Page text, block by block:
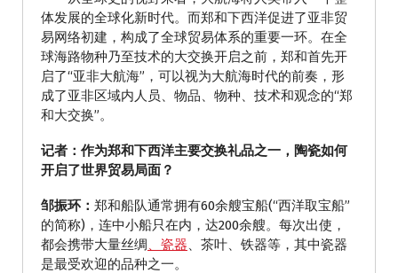
体发展的全球化新时代。而郑和下西洋促进了亚非贸
易网络初建，构成了全球贸易体系的重要一环。在全
球海路物种乃至技术的大交换开启之前，郑和首先开
启了“亚非大航海”，可以视为大航海时代的前奏，形
成了亚非区域内人员、物品、物种、技术和观念的“郑
和大交换”。
记者：作为郑和下西洋主要交换礼品之一，陶瓷如何
开启了世界贸易局面？
邹振环： 郑和船队通常拥有60余艘宝船(“西洋取宝船”
的简称)，连中小船只在内，达200余艘。每次出使，
都会携带大量丝绸、瓷器、茶叶、铁器等，其中瓷器
是最受欢迎的品种之一。